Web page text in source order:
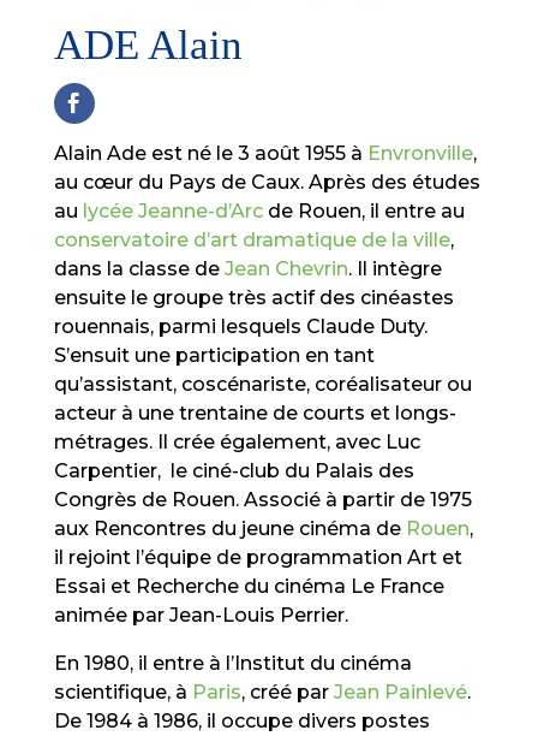
ADE Alain
Alain Ade est né le 3 août 1955 à Envronville,
au cœur du Pays de Caux. Après des études
au lycée Jeanne-d’Arcde Rouen, il entre au
conservatoire d’art dramatique de la ville,
dans la classe de Jean Chevrin. Il intègre
ensuite le groupe très actif des cinéastes
rouennais, parmi lesquels Claude Duty.
S’ensuit une participation en tant
qu’assistant, coscénariste, coréalisateur ou
acteur à une trentaine de courts et longs-
métrages. Il crée également, avec Luc
Carpentier, le ciné-club du Palais des
Congrès de Rouen. Associé à partir de 1975
aux Rencontres du jeune cinéma de Rouen,
il rejoint l’équipe de programmation Art et
Essai et Recherche du cinéma Le France
animée par Jean-Louis Perrier.
En 1980, il entre à l’Institut du cinéma
scientifique, à Paris, créé par Jean Painlevé.
De 1984 à 1986, il occupe divers postes